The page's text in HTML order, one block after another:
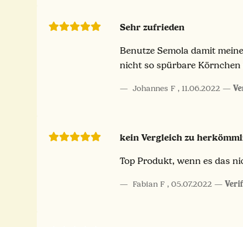
Sehr zufrieden
Benutze Semola damit
nicht so spürbare Körnchen
Johannes F , 11.06.2022
kein Vergleich zu
Top Produkt, wenn es das
Fabian F , 05.07.2022